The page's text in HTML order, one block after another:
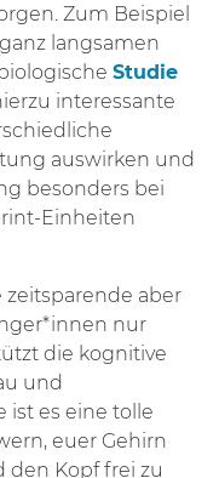
Zum Beispiel
langsamen
Studie
interessante
auswirken und
besonders bei
Einheiten
zeitsparende aber
nur
die kognitive
und
ist es eine tolle
euer Gehirn
den Kopf frei zu